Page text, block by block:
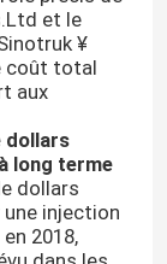
et le
¥
coût total
aux
dollars
long terme
dollars
une injection
2018,